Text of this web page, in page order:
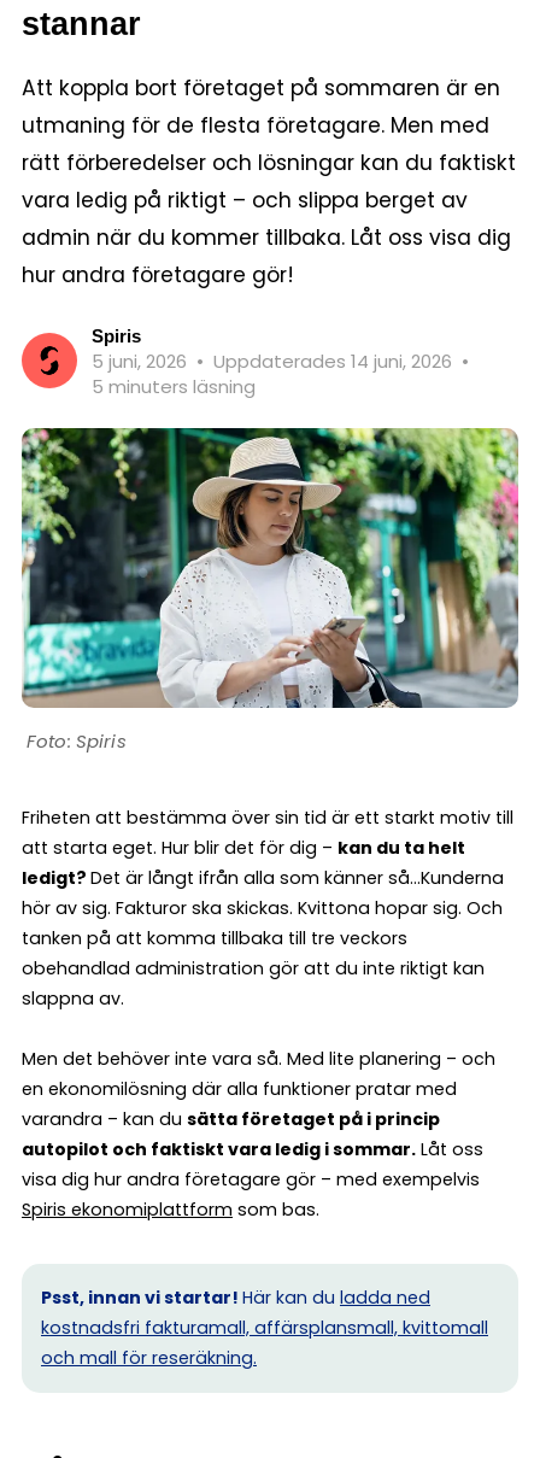
stannar
Att koppla bort företaget på sommaren är en
utmaning för de flesta företagare. Men med
rätt förberedelser och lösningar kan du faktiskt
vara ledig på riktigt – och slippa berget av
admin när du kommer tillbaka. Låt oss visa dig
hur andra företagare gör!
Spiris
5 juni, 2026 • Uppdaterades 14 juni, 2026 •
5 minuters läsning
Spiris
Friheten att bestämma över sin tid är ett starkt motiv till
att starta eget. Hur blir det för dig – kan du ta helt
ledigt? Det är långt ifrån alla som känner så…Kunderna
hör av sig. Fakturor ska skickas. Kvittona hopar sig. Och
tanken på att komma tillbaka till tre veckors
obehandlad administration gör att du inte riktigt kan
slappna av.
Men det behöver inte vara så. Med lite planering – och
en ekonomilösning där alla funktioner pratar med
varandra – kan du sätta företaget på i princip
autopilot och faktiskt vara ledig i sommar. Låt oss
visa dig hur andra företagare gör – med exempelvis
Spiris ekonomiplattform som bas.
Psst, innan vi startar! Här kan du ladda ned
kostnadsfri fakturamall, affärsplansmall, kvittomall
och mall för reseräkning.